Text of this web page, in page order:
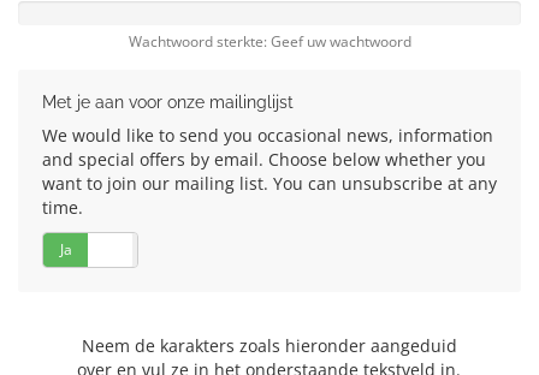
Wachtwoord sterkte: Geef uw wachtwoord
Met je aan voor onze mailinglijst
We would like to send you occasional news, information
and special offers by email. Choose below whether you
want to join our mailing list. You can unsubscribe at any
time.
Ja
Neem de karakters zoals hieronder aangeduid
over en vul ze in het onderstaande tekstveld in.